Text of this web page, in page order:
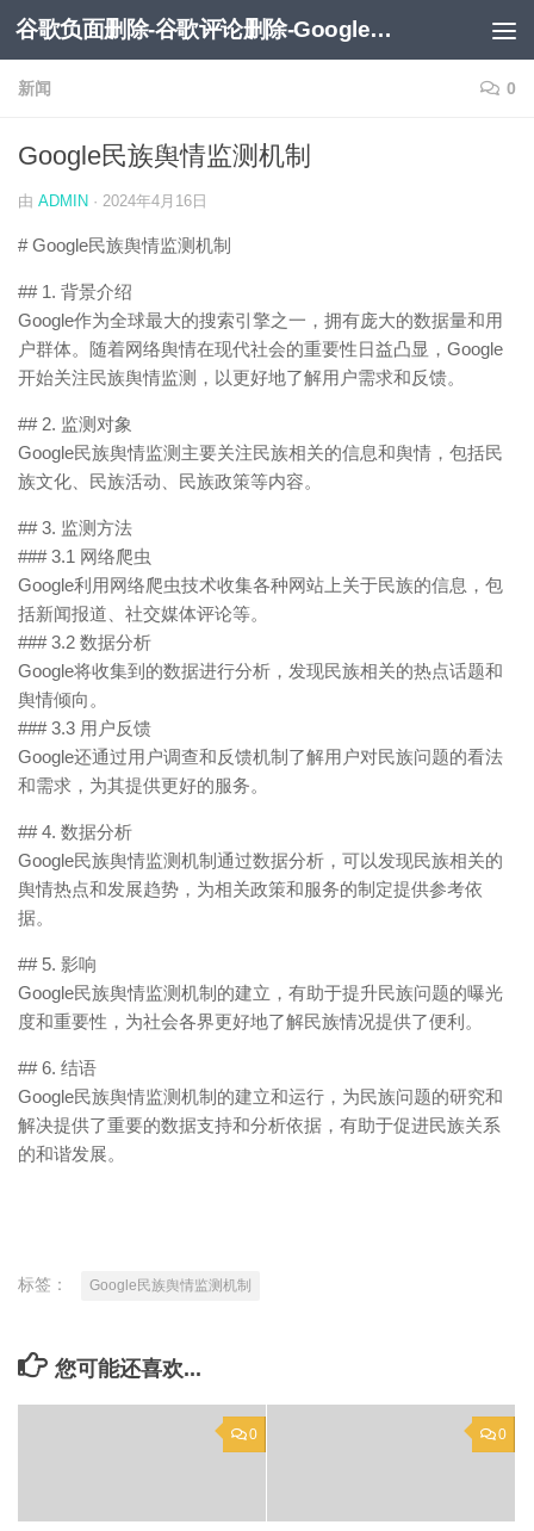
跳至内容 谷歌负面删除-谷歌评论删除-Google负面移除-Google负面评论删除
新闻 0
Google民族舆情监测机制
由 ADMIN · 2024年4月16日
# Google民族舆情监测机制
## 1. 背景介绍
Google作为全球最大的搜索引擎之一，拥有庞大的数据量和用
户群体。随着网络舆情在现代社会的重要性日益凸显，Google
开始关注民族舆情监测，以更好地了解用户需求和反馈。
## 2. 监测对象
Google民族舆情监测主要关注民族相关的信息和舆情，包括民
族文化、民族活动、民族政策等内容。
## 3. 监测方法
### 3.1 网络爬虫
Google利用网络爬虫技术收集各种网站上关于民族的信息，包
括新闻报道、社交媒体评论等。
### 3.2 数据分析
Google将收集到的数据进行分析，发现民族相关的热点话题和
舆情倾向。
### 3.3 用户反馈
Google还通过用户调查和反馈机制了解用户对民族问题的看法
和需求，为其提供更好的服务。
## 4. 数据分析
Google民族舆情监测机制通过数据分析，可以发现民族相关的
舆情热点和发展趋势，为相关政策和服务的制定提供参考依
据。
## 5. 影响
Google民族舆情监测机制的建立，有助于提升民族问题的曝光
度和重要性，为社会各界更好地了解民族情况提供了便利。
## 6. 结语
Google民族舆情监测机制的建立和运行，为民族问题的研究和
解决提供了重要的数据支持和分析依据，有助于促进民族关系
的和谐发展。
标签： Google民族舆情监测机制
您可能还喜欢...
0 0